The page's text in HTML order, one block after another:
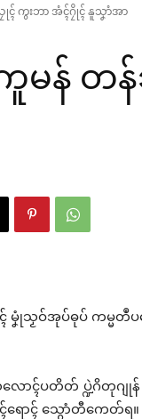
ၚ် ကွးဘာ အံၚ်ဂၠိုၚ် နူသၞာံအာ
မန် တ
ဝ်အုပ်ဓုပ် ကမ္မတဳပ
ာၚ်ပတိတ် ပ္ဍဲဂိတုဂျု
ာၚ် သ္ဂောံတီကေတ်ရ။